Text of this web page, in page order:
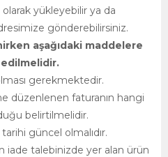
yükleyebilir ya da
gönderebilirsiniz.
aşağıdaki maddelere
gerekmektedir.
düzenlenen faturanın hangi
belirtilmelidir.
güncel olmalıdır.
iade talebinizde yer alan ürün